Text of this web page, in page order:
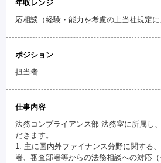
年収レンジ
応相談（経験・能力を考慮の上当社規定に
ポジション
担当者
仕事内容
法務コンプライアンス部 法務室に所属し
だきます。
1. 主に国内外ファイナンス分野に関する
署、審査部署等からの法務相談への対応